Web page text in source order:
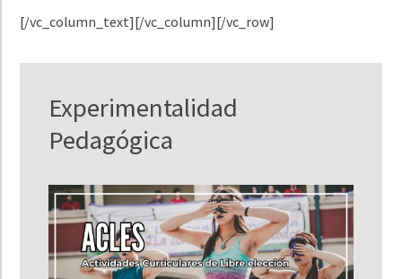
[/vc_column_text][/vc_column][/vc_row]
Experimentalidad
Pedagógica